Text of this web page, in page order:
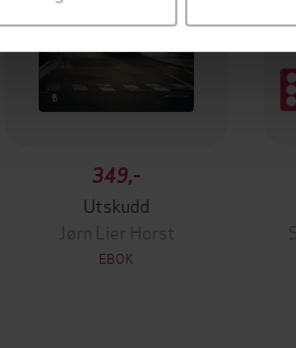
349,-
Utskudd
Jørn Lier Horst
EBOK